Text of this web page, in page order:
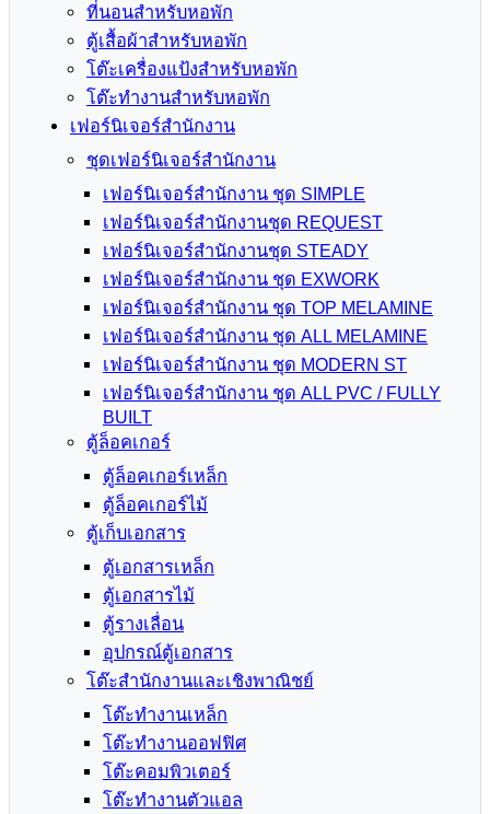
ที่นอนสำหรับหอพัก
ตู้เสื้อผ้าสำหรับหอพัก
โต๊ะเครื่องแป้งสำหรับหอพัก
โต๊ะทำงานสำหรับหอพัก
เฟอร์นิเจอร์สำนักงาน
ชุดเฟอร์นิเจอร์สำนักงาน
เฟอร์นิเจอร์สำนักงาน ชุด SIMPLE
เฟอร์นิเจอร์สำนักงานชุด REQUEST
เฟอร์นิเจอร์สำนักงานชุด STEADY
เฟอร์นิเจอร์สำนักงาน ชุด EXWORK
เฟอร์นิเจอร์สำนักงาน ชุด TOP MELAMINE
เฟอร์นิเจอร์สำนักงาน ชุด ALL MELAMINE
เฟอร์นิเจอร์สำนักงาน ชุด MODERN ST
เฟอร์นิเจอร์สำนักงาน ชุด ALL PVC / FULLY
BUILT
ตู้ล็อคเกอร์
ตู้ล็อคเกอร์เหล็ก
ตู้ล็อคเกอร์ไม้
ตู้เก็บเอกสาร
ตู้เอกสารเหล็ก
ตู้เอกสารไม้
ตู้รางเลื่อน
อุปกรณ์ตู้เอกสาร
โต๊ะสำนักงานและเชิงพาณิชย์
โต๊ะทำงานเหล็ก
โต๊ะทำงานออฟฟิศ
โต๊ะคอมพิวเตอร์
โต๊ะทำงานตัวแอล